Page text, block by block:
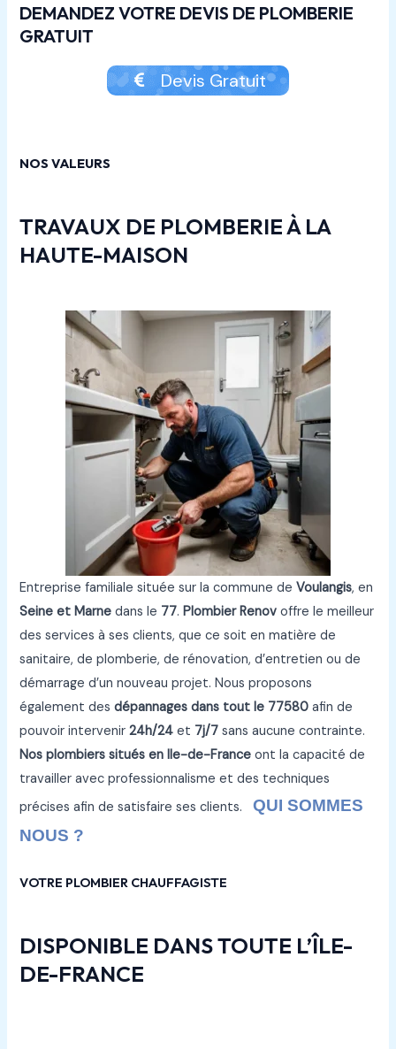
DEMANDEZ VOTRE DEVIS DE PLOMBERIE
GRATUIT
Devis Gratuit
NOS VALEURS
TRAVAUX DE PLOMBERIE À LA
HAUTE-MAISON
Entreprise familiale située sur la commune deVoulangis, en
Seine et Marnedans le 77.Plombier Renov offre le meilleur
des services à ses clients, que ce soit en matière de
sanitaire, de plomberie, de rénovation, d’entretien ou de
démarrage d’un nouveau projet. Nous proposons
également desdépannages dans tout le 77580 afin de
pouvoir intervenir24h/24 et 7j/7 sans aucune contrainte.
Nos plombiers situés en Ile-de-Franceont la capacité de
travailler avec professionnalisme et des techniques
précises afin de satisfaire ses clients.QUI SOMMES
NOUS ?
VOTRE PLOMBIER CHAUFFAGISTE
DISPONIBLE DANS TOUTE L’ÎLE-
DE-FRANCE